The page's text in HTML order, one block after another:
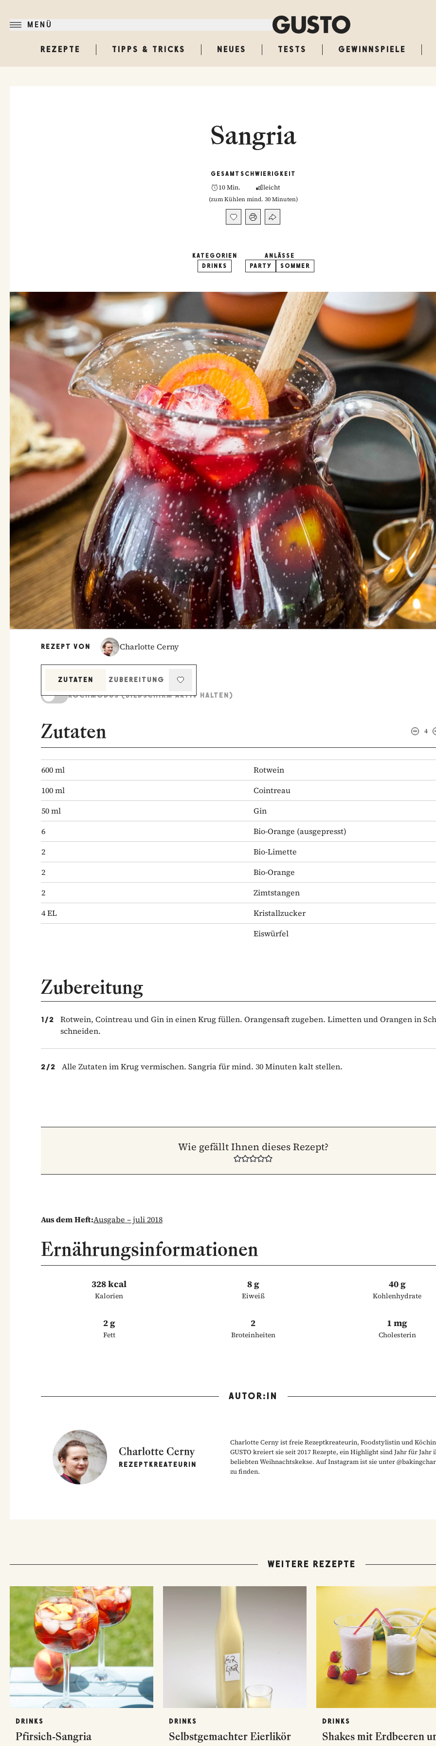
MENÜ
REZEPTE TIPPS & TRICKS NEUES TESTS GEWINNSPIELE
Sangria
GESAMT
10 Min.
SCHWIERIGKEIT
leicht
(zum Kühlen mind. 30 Minuten)
KATEGORIEN
DRINKS
ANLÄSSE
PARTY
SOMMER
REZEPT VON Charlotte Cerny
ZUTATEN
ZUBEREITUNG
KOCHMODUS (BILDSCHIRM AKTIV HALTEN)
Zutaten 4
600ml
Rotwein
100ml
Cointreau
50ml
Gin
6
Bio-Orange (ausgepresst)
2
Bio-Limette
2
Bio-Orange
2
Zimtstangen
4EL
Kristallzucker
Eiswürfel
Zubereitung
1/2
Rotwein, Cointreau und Gin in einen Krug füllen. Orangensaft zugeben. Limetten und Orangen in
schneiden.
2/2 Alle Zutaten im Krug vermischen. Sangria für mind. 30 Minuten kalt stellen.
Wie gefällt Ihnen dieses Rezept?
Aus dem Heft:Ausgabe – juli 2018
Ernährungsinformationen
328 kcal
Kalorien
8 g
Eiweiß
40 g
Kohlenhydrate
2 g
Fett
2
Broteinheiten
1 mg
Cholesterin
AUTOR:IN
Charlotte Cerny
REZEPTKREATEURIN
Charlotte Cerny ist freie Rezeptkreateurin, Foodstylistin und
GUSTO kreiert sie seit 2017 Rezepte, ein Highlight sind Jahr für Jahr
beliebten Weihnachtskekse. Auf Instagram ist sie unter
zu finden.
WEITERE REZEPTE
DRINKS
Pfirsich-Sangria
DRINKS
Selbstgemachter Eierlikör
DRINKS
Shakes mit Erdbeeren